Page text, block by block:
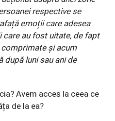
respective se
emoții care adesea
au fost uitate, de fapt
și acum
după luni sau ani de
Avem acces la ceea ce
de la ea?